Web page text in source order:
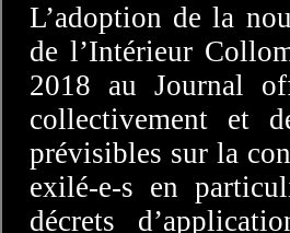
L’adoption de la
de l’Intérieur
2018 au Journal
collectivement et
prévisibles sur la
exilé-e-s en
décrets